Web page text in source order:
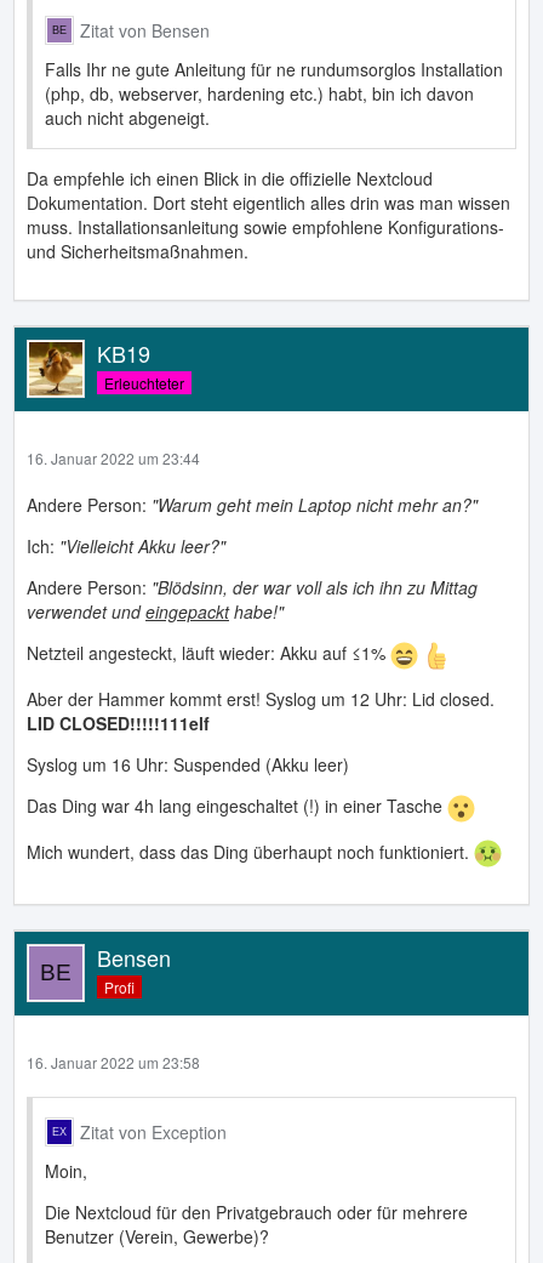
Zitat von Bensen
Falls Ihr ne gute Anleitung für ne rundumsorglos Installation
(php, db, webserver, hardening etc.) habt, bin ich davon
auch nicht abgeneigt.
Da empfehle ich einen Blick in die offizielle Nextcloud
Dokumentation. Dort steht eigentlich alles drin was man wissen
muss. Installationsanleitung sowie empfohlene Konfigurations-
und Sicherheitsmaßnahmen.
KB19
Erleuchteter
16. Januar 2022 um 23:44
Andere Person: "Warum geht mein Laptop nicht mehr an?"
Ich: "Vielleicht Akku leer?"
Andere Person: "Blödsinn, der war voll als ich ihn zu Mittag
verwendet undeingepackthabe!"
Netzteil angesteckt, läuft wieder: Akku auf ≤1%
Aber der Hammer kommt erst! Syslog um 12 Uhr: Lid closed.
LID CLOSED!!!!!111elf
Syslog um 16 Uhr: Suspended (Akku leer)
Das Ding war 4h lang eingeschaltet (!) in einer Tasche
Mich wundert, dass das Ding überhaupt noch funktioniert.
Bensen
Profi
16. Januar 2022 um 23:58
Zitat von Exception
Moin,
Die Nextcloud für den Privatgebrauch oder für mehrere
Benutzer (Verein, Gewerbe)?